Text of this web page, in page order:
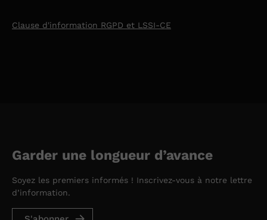
Clause d'information RGPD et LSSI-CE
données personnelles, en nous écrivant à notre adresse
ou en envoyant un email à lockerlocks@ojmar.com, en
indiquant le droit que vous souhaitez exercer. Vous
pouvez obtenir des informations supplémentaires sur
notre site web : ojmar.com
Garder une longueur d’avance
Soyez les premiers informés ! Inscrivez-vous à notre lettre
d’information.